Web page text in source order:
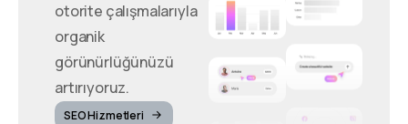
otorite çalışmalarıyla
organik
görünürlüğünüzü
artırıyoruz.
SEO Hizmetleri